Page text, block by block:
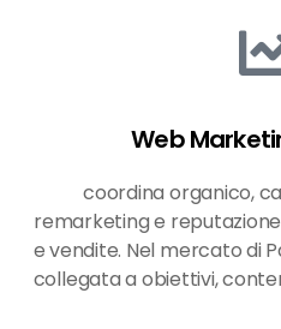
Web
coordina organico,
remarketing e
e vendite. Nel mercato di
collegata a obiettivi,